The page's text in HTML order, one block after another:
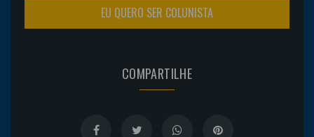
EU QUERO SER COLUNISTA
COMPARTILHE